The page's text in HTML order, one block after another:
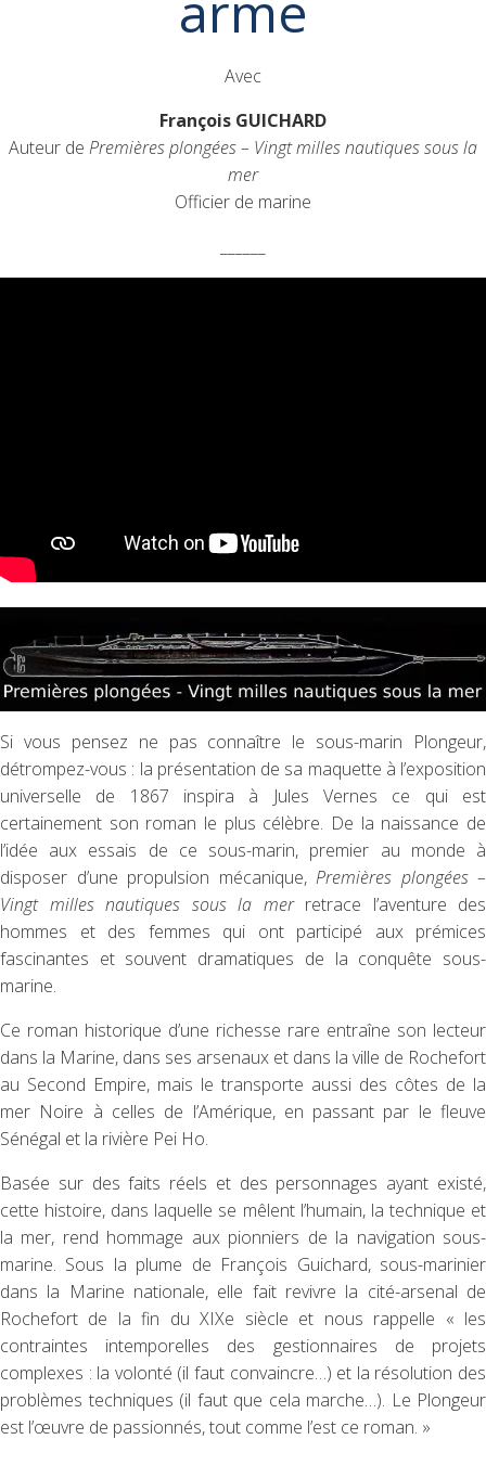
Avec
François GUICHARD
Auteur de Premières plongées – Vingt milles nautiques sous la
mer
Officier de marine
Si vous pensez ne pas connaître le sous-marin Plongeur,
détrompez-vous : la présentation de sa maquette à l’exposition
universelle de 1867 inspira à Jules Vernes ce qui est
certainement son roman le plus célèbre. De la naissance de
l’idée aux essais de ce sous-marin, premier au monde à
disposer d’une propulsion mécanique, Premières plongées –
Vingt milles nautiques sous la merretrace l’aventure des
hommes et des femmes qui ont participé aux prémices
fascinantes et souvent dramatiques de la conquête sous-
marine.
Ce roman historique d’une richesse rare entraîne son lecteur
dans la Marine, dans ses arsenaux et dans la ville de Rochefort
au Second Empire, mais le transporte aussi des côtes de la
mer Noire à celles de l’Amérique, en passant par le fleuve
Sénégal et la rivière Pei Ho.
Basée sur des faits réels et des personnages ayant existé,
cette histoire, dans laquelle se mêlent l’humain, la technique et
la mer, rend hommage aux pionniers de la navigation sous-
marine. Sous la plume de François Guichard, sous-marinier
dans la Marine nationale, elle fait revivre la cité-arsenal de
Rochefort de la fin du XIXe siècle et nous rappelle « les
contraintes intemporelles des gestionnaires de projets
complexes : la volonté (il faut convaincre…) et la résolution des
problèmes techniques (il faut que cela marche…). Le Plongeur
est l’œuvre de passionnés, tout comme l’est ce roman. »